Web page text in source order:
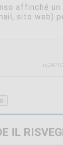
affinché
sito web)
IL